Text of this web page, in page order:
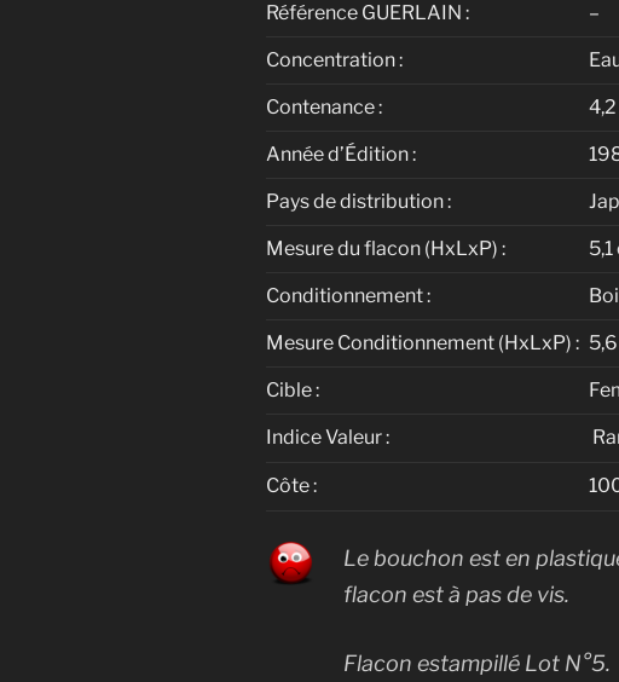
Référence GUERLAIN : –
Concentration :
Contenance :
Année d’Édition :
Pays de distribution :
Mesure du flacon (HxLxP) :
Conditionnement :
Mesure Conditionnement (HxLxP) :
Cible :
Indice Valeur :
Côte :
Le bouchon est en
flacon est à pas de vis.
Flacon estampillé Lot N°5.